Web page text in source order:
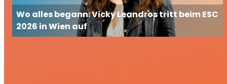
Wo alles begann: Vicky Leandros tritt beim ESC
2026 in Wien auf